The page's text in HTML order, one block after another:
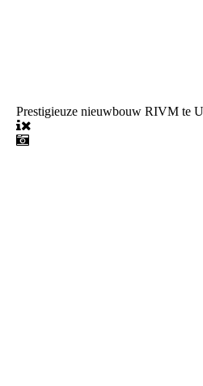
Prestigieuze nieuwbouw RIVM te